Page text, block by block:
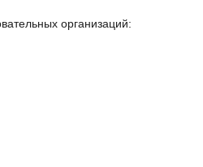
организаций: